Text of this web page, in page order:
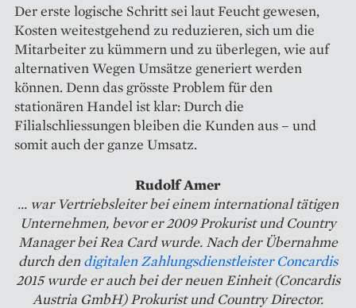
Der erste logische Schritt sei laut Feucht gewesen,
Kosten weitestgehend zu reduzieren, sich um die
Mitarbeiter zu kümmern und zu überlegen, wie auf
alternativen Wegen Umsätze generiert werden
können. Denn das grösste Problem für den
stationären Handel ist klar: Durch die
Filialschliessungen bleiben die Kunden aus – und
somit auch der ganze Umsatz.
Rudolf Amer
... war Vertriebsleiter bei einem international tätigen
Unternehmen, bevor er 2009 Prokurist und Country
Manager bei Rea Card wurde. Nach der Übernahme
durch dendigitalen Zahlungsdienstleister Concardis
2015 wurde er auch bei der neuen Einheit (Concardis
Austria GmbH) Prokurist und Country Director.